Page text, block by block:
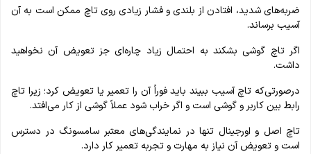
ضربه‌های شدید، افتادن از بلندی و فشار زیادی روی تاچ ممکن است به آن
آسیب برساند.
اگر تاچ گوشی بشکند به‌ احتمال‌ زیاد چاره‌ای جز تعویض آن نخواهید
داشت.
درصورتی‌که تاچ آسیب ببیند باید فوراً آن را تعمیر یا تعویض کرد؛ زیرا تاچ
رابط بین کاربر و گوشی است و اگر خراب شود عملاً گوشی از کار می‌افتد.
تاچ اصل و اورجینال تنها در نمایندگی‌های معتبر سامسونگ در دسترس
است و تعویض آن نیاز به مهارت و تجربه تعمیر کار دارد.